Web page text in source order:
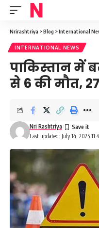
Nrirashtriya >Blog >International
INTERNATIONAL NEWS
पाकिस्तान में
से 6 की मौत,
Last updated: July 14, 2025
Nri Rashtriya